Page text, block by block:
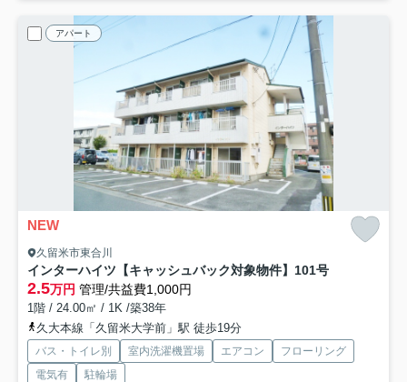
アパート
NEW
久留米市東合川
インターハイツ【キャッシュバック対象物件】 101号
2.5万円 管理/共益費1,000円
1階 / 24.00㎡ / 1K /築38年
久大本線「久留米大学前」駅 徒歩19分
バス・トイレ別 室内洗濯機置場 エアコン
フローリング
電気有
駐輪場